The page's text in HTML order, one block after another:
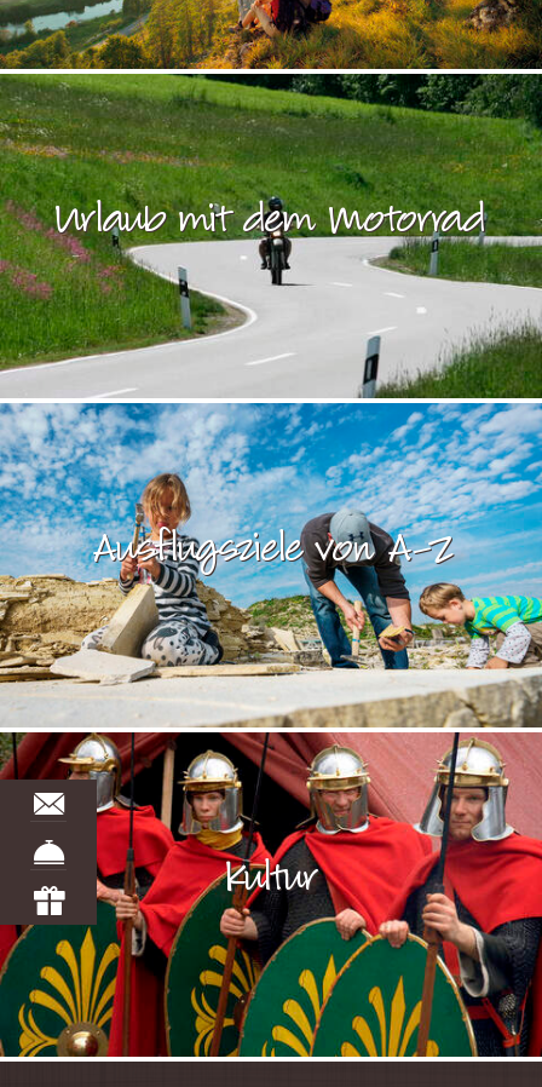
Urlaub mit dem Motorrad
Ausflugsziele von A-Z
Kultur